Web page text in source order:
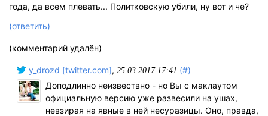
года, да всем плевать... Политковскую убили, ну вот и че?
(ответить)
(комментарий удалён)
y_drozd [twitter.com], 25.03.2017 17:41 (#)
Доподлинно неизвествно - но Вы с маклаутом
официальную версию уже развесили на ушах,
невзирая на явные в ней несуразицы. Оно, правда,